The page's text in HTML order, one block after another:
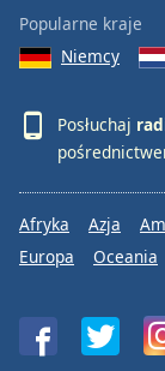
Popularne kraje
Niemcy
Posłuchaj
Afryka Azja
Europa
Oceania